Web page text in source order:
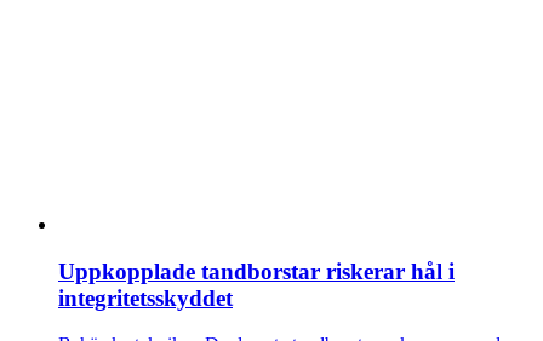
Uppkopplade tandborstar riskerar hål i
integritetsskyddet